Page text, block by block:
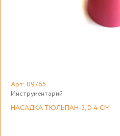
Арт: 09765
Инструментарий
НАСАДКА ТЮЛЬПАН-3, D 4 СМ